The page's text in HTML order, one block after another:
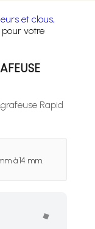
et clous,
votre
Rapid
à 14 mm.